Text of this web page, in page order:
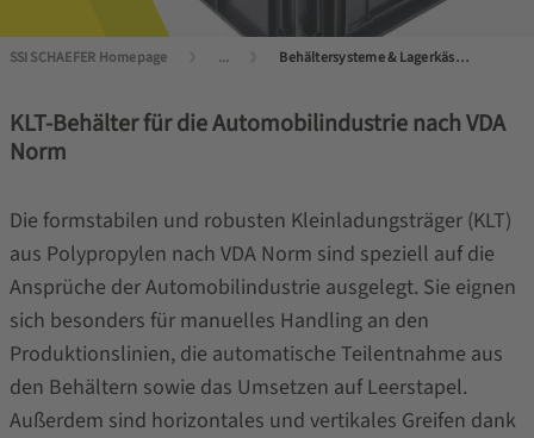
SSI SCHAEFER Homepage ... Behältersysteme & Lagerkästen
KLT-Behälter für die Automobilindustrie nach VDA
Norm
Die formstabilen und robusten Kleinladungsträger (KLT)
aus Polypropylen nach VDA Norm sind speziell auf die
Ansprüche der Automobilindustrie ausgelegt. Sie eignen
sich besonders für manuelles Handling an den
Produktionslinien, die automatische Teilentnahme aus
den Behältern sowie das Umsetzen auf Leerstapel.
Außerdem sind horizontales und vertikales Greifen dank